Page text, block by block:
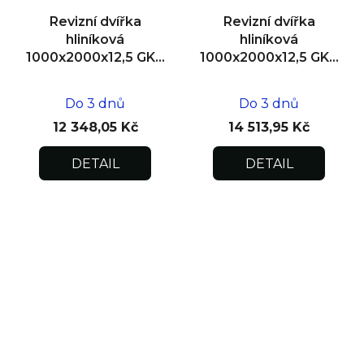
Revizní dvířka
hliníková
1000x2000x12,5 GKB
Do 3 dnů
12 348,05 Kč
DETAIL
Revizní dvířka
hliníková
1000x2000x12,5 GKB
Do 3 dnů
14 513,95 Kč
DETAIL